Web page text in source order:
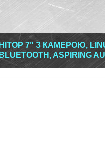
7" З КАМЕРОЮ,
ASPIRING